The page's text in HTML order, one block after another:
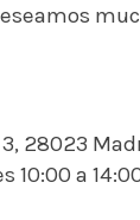
28023
10:00 a